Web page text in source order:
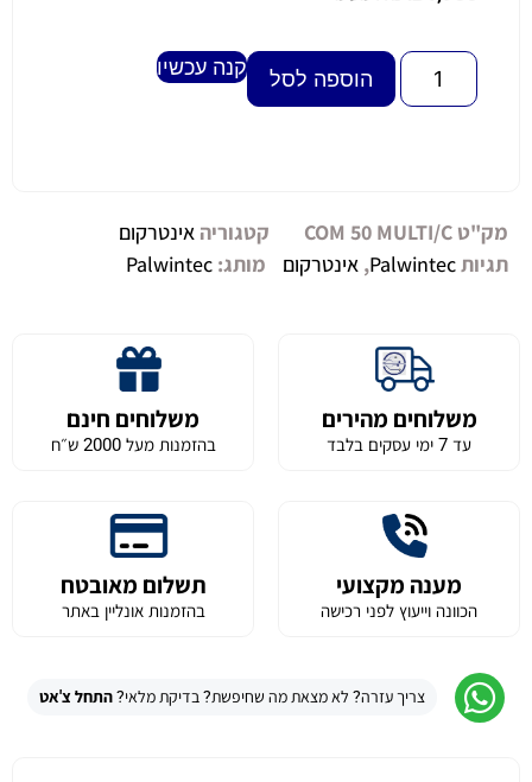
הוספה לסל קנה עכשיו
מק"ט COM 50 MULTI/C קטגוריה אינטרקום
תגיותPalwintec
, אינטרקום מותג:Palwintec
משלוחים מהירים
עד 7 ימי עסקים בלבד
משלוחים חינם
בהזמנות מעל 2000 ש״ח
מענה מקצועי
הכוונה וייעוץ לפני רכישה
תשלום מאובטח
בהזמנות אונליין באתר
צריך עזרה? לא מצאת מה שחיפשת? בדיקת מלאי?התחל צ'אט